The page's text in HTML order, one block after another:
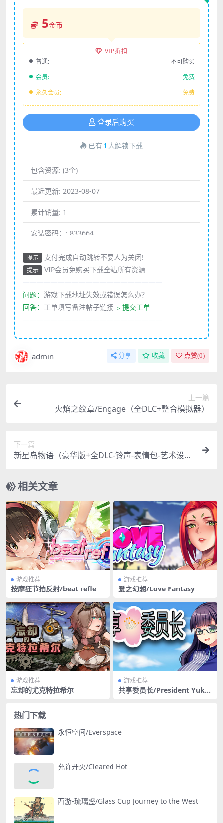
5金币
VIP折扣
普通:
不可购买
会员:
免费
永久会员:
免费
登录后购买
已有 1 人解锁下载
包含资源: (3个)
最近更新: 2023-08-07
累计销量: 1
安装密码：: 833664
提示 支付完成自动跳转不要人为关闭!
提示
VIP会员免购买下载全站所有资源
问题： 游戏下载地址失效或错误怎么办？
回答： 工单填写备注帖子链接 ﹥提交工单
admin 分享 收藏 点赞(0)
上一篇
火焰之纹章/Engage（全DLC+整合模拟器）
下一篇
新星岛物语（豪华版+全DLC-铃声-表情包-艺术设定
相关文章
游戏推荐
按摩狂节拍反射/beat refle
游戏推荐
爱之幻想/Love Fantasy
游戏推荐
忘却的尤克特拉希尔
游戏推荐
共享委员长/President Yukin
热门下载
永恒空间/Everspace
允许开火/Cleared Hot
西游-琉璃盏/Glass Cup Journey to the West